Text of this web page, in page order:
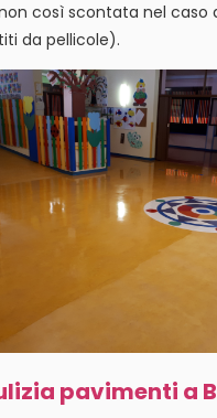
così scontata nel caso
da pellicole).
pavimenti a